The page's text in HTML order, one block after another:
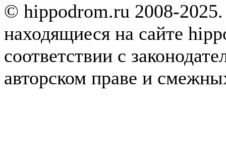
© hippodrom.ru 2008-
находящиеся на сайте
соответствии с
авторском праве и